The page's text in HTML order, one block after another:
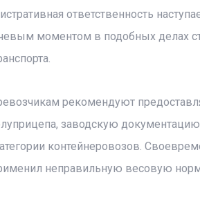
ответственность
моментом в подобных делах
рекомендуют
заводскую документацию
контейнеровозов.
неправильную весовую